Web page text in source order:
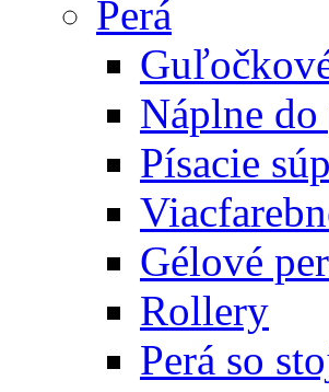
Perá
Náplne
Písacie
Gélové
Rollery
Perá so